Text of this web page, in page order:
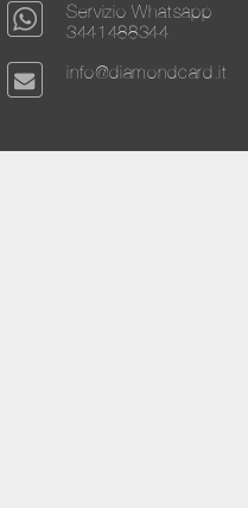
Servizio Whatsapp
3441488344
info@diamondcard.it